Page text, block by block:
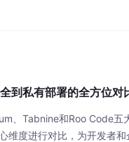
到私有部署的全方位对
、Tabnine和Roo Code五
维度进行对比，为开发者